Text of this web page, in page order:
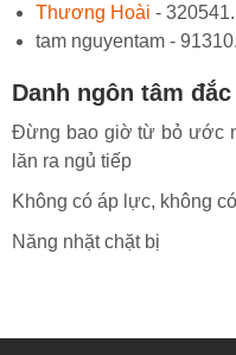
Thương Hoài - 320541.
tam nguyentam - 91310.
Danh ngôn tâm đắc
Đừng bao giờ từ bỏ ước
lăn ra ngủ tiếp
Không có áp lực, không
Năng nhặt chặt bị